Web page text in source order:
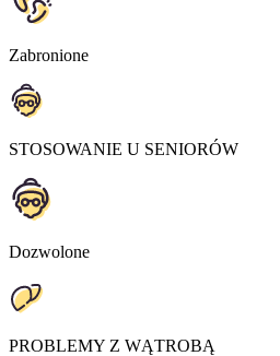
Zabronione
STOSOWANIE U SENIORÓW
Dozwolone
PROBLEMY Z WĄTROBĄ